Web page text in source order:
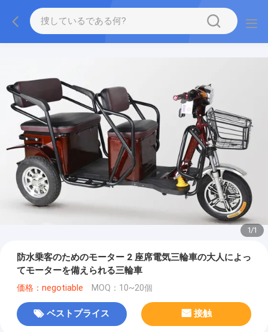
1/1
防水乗客のためのモーター 2 座席電気三輪車の大人によっ
てモーターを備えられる三輪車
価格：negotiable MOQ：10~20個
ベストプライス 接触